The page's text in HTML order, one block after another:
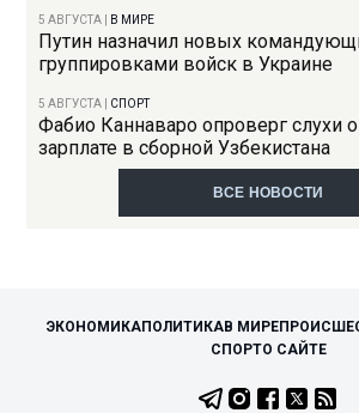
5 АВГУСТА В МИРЕ
Путин назначил новых
группировками войск в Украине
5 АВГУСТА СПОРТ
Фабио Каннаваро опроверг слухи
зарплате в сборной Узбекистана
ВСЕ НОВОСТИ
ЭКОНОМИКАПОЛИТИКАВ МИРЕ
СПОРТО САЙТЕ